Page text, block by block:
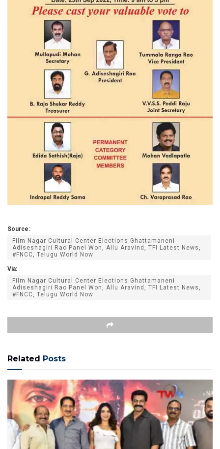
Source:
Film Nagar Cultural Center Elections Ghattamaneni
Adiseshagiri Rao Panel Won, Allu Aravind, TFI Latest News,
#FNCC, Telugu World Now
Via:
Film Nagar Cultural Center Elections Ghattamaneni
Adiseshagiri Rao Panel Won, Allu Aravind, TFI Latest News,
#FNCC, Telugu World Now
Related Posts